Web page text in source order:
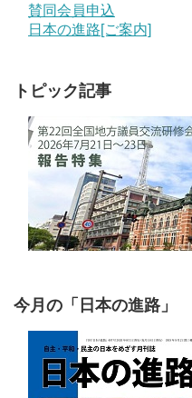
賛同会員申込
日本の進路[ご案内]
トピック記事
今月の「日本の進路」